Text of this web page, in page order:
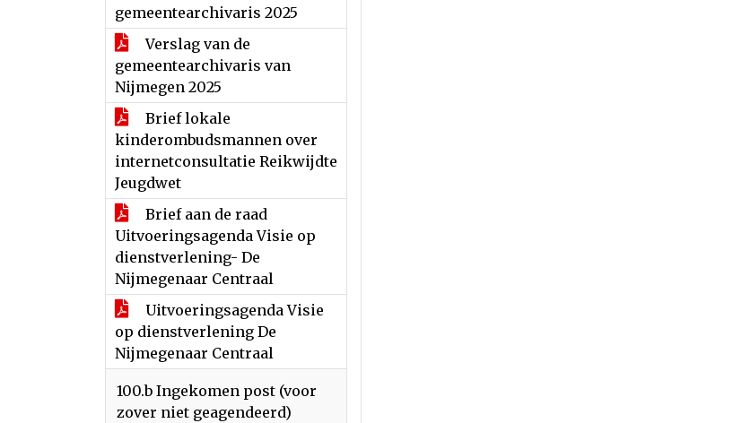
gemeentearchivaris 2025
Verslag van de
gemeentearchivaris van
Nijmegen 2025
Brief lokale
kinderombudsmannen over
internetconsultatie Reikwijdte
Jeugdwet
Brief aan de raad
Uitvoeringsagenda Visie op
dienstverlening- De
Nijmegenaar Centraal
Uitvoeringsagenda Visie
op dienstverlening De
Nijmegenaar Centraal
100.b Ingekomen post (voor
zover niet geagendeerd)